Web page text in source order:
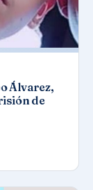
Álvarez,
de